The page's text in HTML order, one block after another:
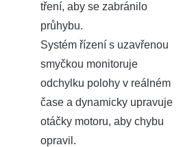
tření, aby se zabránilo
průhybu.
Systém řízení s uzavřenou
smyčkou monitoruje
odchylku polohy v reálném
čase a dynamicky upravuje
otáčky motoru, aby chybu
opravil.